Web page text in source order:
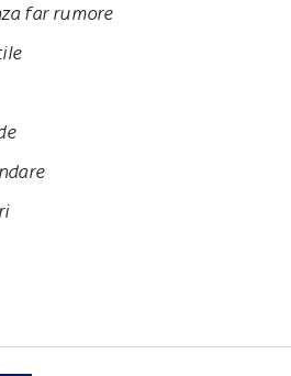
far rumore